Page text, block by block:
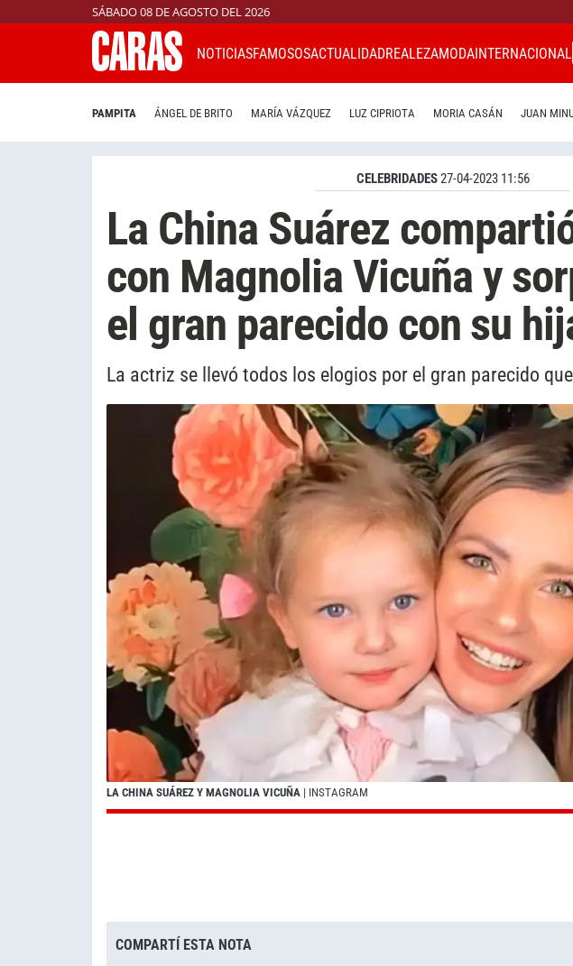
SÁBADO 08 DE AGOSTO DEL 2026
NOTICIASFAMOSOSACTUALIDADREALEZAMODAINTERNACIONAL
PAMPITA ÁNGEL DE BRITO MARÍA VÁZQUEZ LUZ CIPRIOTA MORIA CASÁN JUAN
CELEBRIDADES27-04-2023 11:56
La China Suárez
con Magnolia Vicuña y
el gran parecido con su
La actriz se llevó todos los elogios por el gran parecido
LA CHINA SUÁREZ Y MAGNOLIA VICUÑA | INSTAGRAM
COMPARTÍ ESTA NOTA